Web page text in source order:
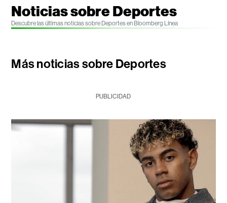
Noticias sobre Deportes
Descubre las últimas noticias sobre Deportes en Bloomberg Línea
Más noticias sobre Deportes
PUBLICIDAD